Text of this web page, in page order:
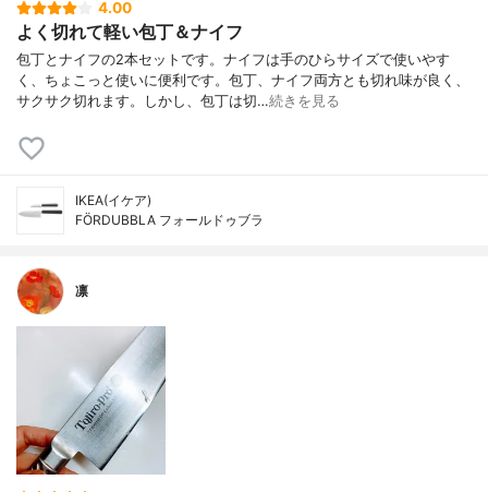
4.00
よく切れて軽い包丁＆ナイフ
包丁とナイフの2本セットです。ナイフは手のひらサイズで使いやす
く、ちょこっと使いに便利です。包丁、ナイフ両方とも切れ味が良く、
サクサク切れます。しかし、包丁は切…続きを見る
IKEA(イケア)
FÖRDUBBLA フォールドゥブラ
凛